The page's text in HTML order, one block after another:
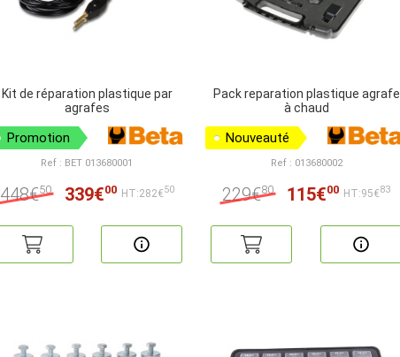
Kit de réparation plastique par
agrafes
Promotion
Ref : BET 013680001
448€50 339€00 HT:282€50
Pack reparation plastique agrafe
à chaud
Nouveauté
Ref : 013680002
229€80 115€00 HT:95€83